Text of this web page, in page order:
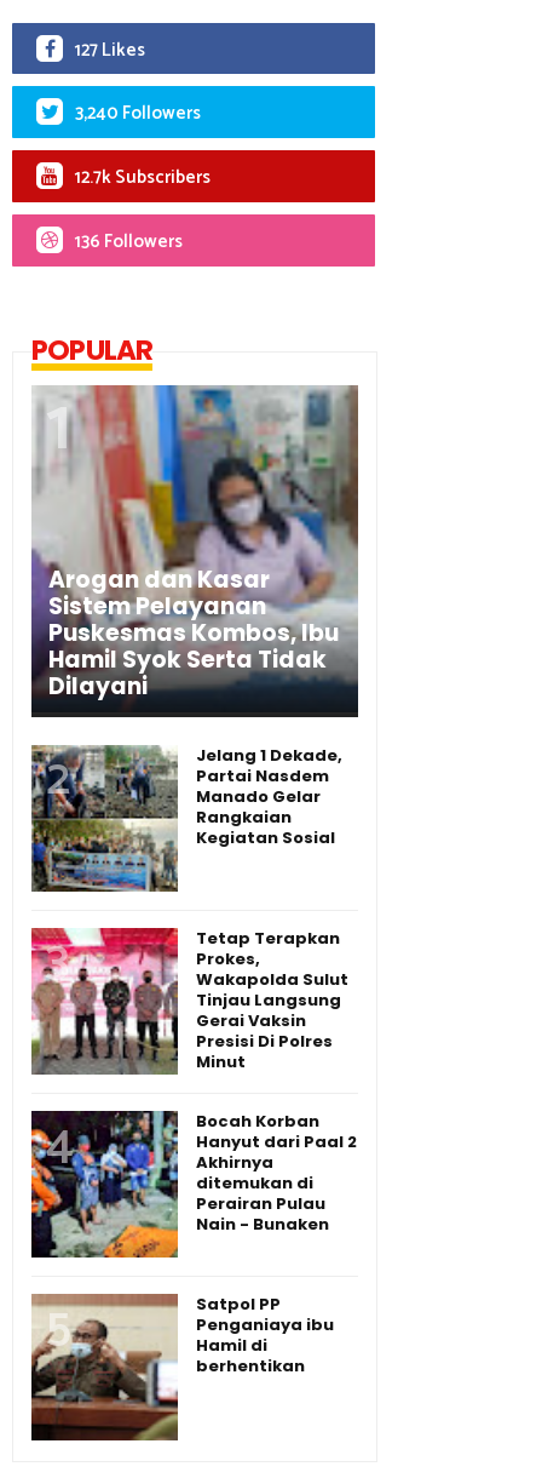
127 Likes
3,240 Followers
12.7k Subscribers
136 Followers
POPULAR
Arogan dan Kasar
Sistem Pelayanan
Puskesmas Kombos, Ibu
Hamil Syok Serta Tidak
Dilayani
Jelang 1 Dekade,
Partai Nasdem
Manado Gelar
Rangkaian
Kegiatan Sosial
Tetap Terapkan
Prokes,
Wakapolda Sulut
Tinjau Langsung
Gerai Vaksin
Presisi Di Polres
Minut
Bocah Korban
Hanyut dari Paal 2
Akhirnya
ditemukan di
Perairan Pulau
Nain - Bunaken
Satpol PP
Penganiaya ibu
Hamil di
berhentikan